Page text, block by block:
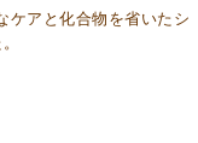
ケアと化合物を省いたシ